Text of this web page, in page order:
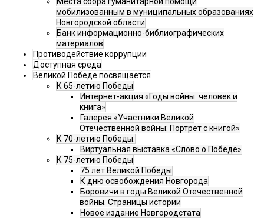
мобилизованным в муниципальных образованиях
Новгородской области
Банк информационно-библиографических
материалов
Противодействие коррупции
Доступная среда
Великой Победе посвящается
К 65-летию Победы
Интернет-акция «Годы войны: человек и
книга»
Галерея «Участники Великой
Отечественной войны: Портрет с книгой»
К 70-летию Победы:
Виртуальная выставка «Слово о Победе»
К 75-летию Победы
75 лет Великой Победы
К дню освобождения Новгорода
Боровичи в годы Великой Отечественной
войны. Страницы истории
Новое издание Новгородстата